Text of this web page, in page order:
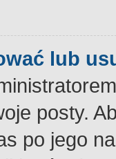
lub
posty.
po jego